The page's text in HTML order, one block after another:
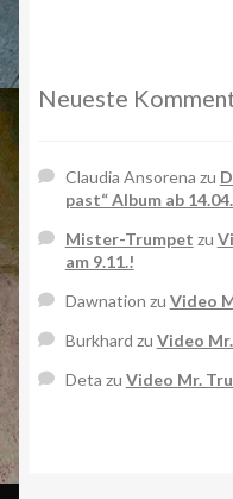
Neueste
Claudia Ansorena zu
past“ Album ab
Mister-Trumpet zu
am 9.11.!
Dawnation zu Video
Burkhard zu Video
Deta zu Video Mr.